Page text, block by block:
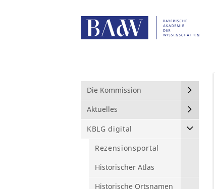
Die Kommission
Aktuelles
KBLG digital
Rezensionsportal
Historischer Atlas
Historische Ortsnamen